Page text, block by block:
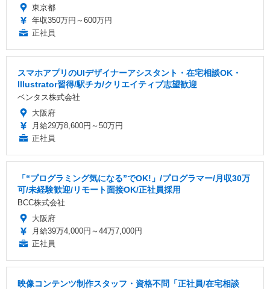
東京都
年収350万円～600万円
正社員
スマホアプリのUIデザイナーアシスタント・在宅相談OK・
Illustrator習得/駅チカ/クリエイティブ志望歓迎
ベンタス株式会社
大阪府
月給29万8,600円～50万円
正社員
「“プログラミング気になる”でOK!」/プログラマー/月収30万
可/未経験歓迎/リモート面接OK/正社員採用
BCC株式会社
大阪府
月給39万4,000円～44万7,000円
正社員
映像コンテンツ制作スタッフ・資格不問「正社員/在宅相談